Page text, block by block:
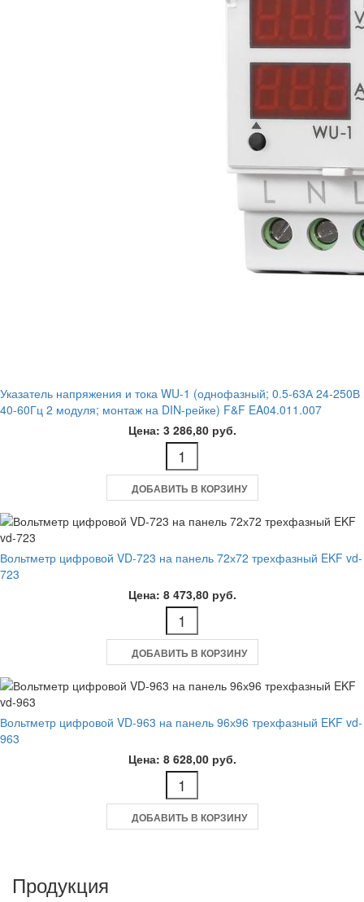
Указатель напряжения и тока WU-1 (однофазный; 0.5-63А 24-250В
40-60Гц 2 модуля; монтаж на DIN-рейке) F&F EA04.011.007
Цена: 3 286,80 руб.
ДОБАВИТЬ В КОРЗИНУ
Вольтметр цифровой VD-723 на панель 72х72 трехфазный EKF vd-
723
Цена: 8 473,80 руб.
ДОБАВИТЬ В КОРЗИНУ
Вольтметр цифровой VD-963 на панель 96х96 трехфазный EKF vd-
963
Цена: 8 628,00 руб.
ДОБАВИТЬ В КОРЗИНУ
Продукция